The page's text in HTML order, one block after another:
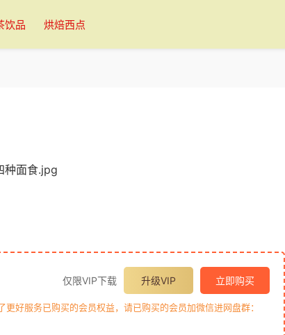
饮品 烘焙西点
仅限VIP下载 升级VIP 立即购买
好服务已购买的会员权益，请已购买的会员加微信进网盘群：